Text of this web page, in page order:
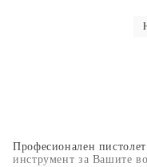
Професионален
инструмент за Вашите